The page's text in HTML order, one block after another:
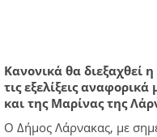
Κανονικά θα διεξαχθεί
τις εξελίξεις
και της Μαρίνας της
Ο Δήμος Λάρνακας, με